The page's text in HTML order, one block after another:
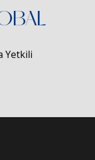
Yetkili